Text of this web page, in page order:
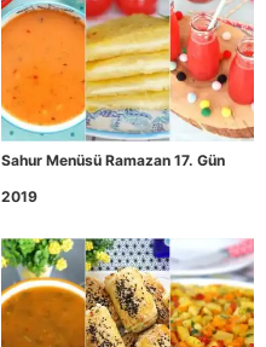
Sahur Menüsü Ramazan 17. Gün
2019